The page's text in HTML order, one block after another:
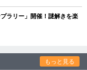
ラリー」開催！謎解きを楽
もっと見る